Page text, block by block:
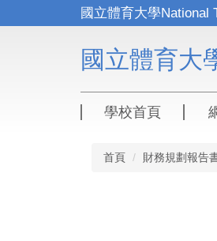
到
國立體育大
學校首頁
首頁 財務規劃報告